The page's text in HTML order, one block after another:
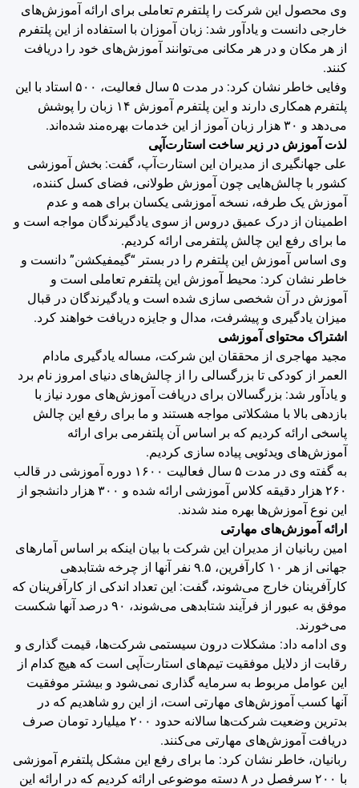
وی محصول این شرکت را پلتفرم تعاملی برای ارائه آموزش‌های
خارجی دانست و یادآور شد: زبان آموزان با استفاده از این پلتفرم
از هر مکان و در هر مکانی می‌توانند آموزش‌های خود را دریافت
کنند.
وفایی خاطر نشان کرد: در مدت ۵ سال فعالیت، ۵۰۰ استاد با این
پلتفرم همکاری دارند و این پلتفرم آموزش ۱۴ زبان را پوشش
می‌دهد و ۳۰ هزار زبان آموز از این خدمات بهره‌مند شده‌اند.
لذت آموزش در زیر ساخت استارت‌آپی
علی جهانگیری از مدیران این استارت‌آپ، گفت: بخش آموزشی
کشور با چالش‌هایی چون آموزش طولانی، فضای کسل کننده،
آموزش یک طرفه، نسخه آموزشی یکسان برای همه و عدم
اطمینان از درک عمیق دروس از سوی یادگیرندگان مواجه است و
ما برای رفع این چالش پلتفرمی ارائه کردیم.
وی اساس آموزش این پلتفرم را در بستر “گیمفیکشن” دانست و
خاطر نشان کرد: محیط آموزش این پلتفرم تعاملی است و
آموزش در آن شخصی سازی شده است و یادگیرندگان در قبال
میزان یادگیری و پیشرفت، مدال و جایزه دریافت خواهند کرد.
اشتراک محتوای آموزشی
مجید مهاجری از محققان این شرکت، مساله یادگیری مادام
العمر از کودکی تا بزرگسالی را از چالش‌های دنیای امروز نام برد
و یادآور شد: بزرگسالان برای دریافت آموزش‌های مورد نیاز با
بازدهی بالا با مشکلاتی مواجه هستند و ما برای رفع این چالش
پاسخی ارائه کردیم که بر اساس آن پلتفرمی برای ارائه
آموزش‌های ویدئویی پیاده سازی کردیم.
به گفته وی در مدت ۵ سال فعالیت ۱۶۰۰ دوره آموزشی در قالب
۲۶۰ هزار دقیقه کلاس آموزشی ارائه شده و ۳۰۰ هزار دانشجو از
این نوع آموزش‌ها بهره مند شدند.
ارائه آموزش‌های مهارتی
امین ربانیان از مدیران این شرکت با بیان اینکه بر اساس آمارهای
جهانی از هر ۱۰ کارآفرین، ۹.۵ نفر آنها از چرخه شتابدهی
کارآفرینان خارج می‌شوند، گفت: این تعداد اندکی از کارآفرینان که
موفق به عبور از فرآیند شتابدهی می‌شوند، ۹۰ درصد آنها شکست
می‌خورند.
وی ادامه داد: مشکلات درون سیستمی شرکت‌ها، قیمت گذاری و
رقابت از دلایل موفقیت تیم‌های استارت‌آپی است که هیچ کدام از
این عوامل مربوط به سرمایه گذاری نمی‌شود و بیشتر موفقیت
آنها کسب آموزش‌های مهارتی است، از این رو شاهدیم که در
بدترین وضعیت شرکت‌ها سالانه حدود ۲۰۰ میلیارد تومان صرف
دریافت آموزش‌های مهارتی می‌کنند.
ربانیان، خاطر نشان کرد: ما برای رفع این مشکل پلتفرم آموزشی
با ۲۰۰ سرفصل در ۸ دسته موضوعی ارائه کردیم که در ارائه این